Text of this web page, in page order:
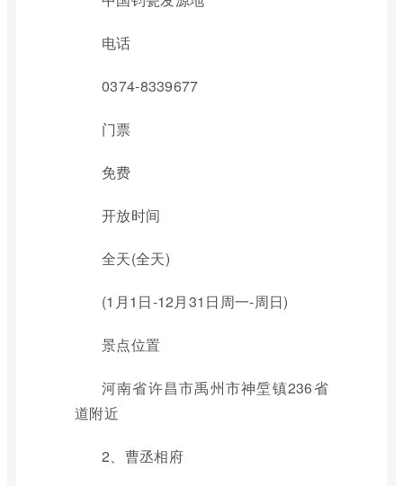
电话
0374-8339677
门票
免费
开放时间
全天(全天)
(1月1日-12月31日周一-周日)
景点位置
河南省许昌市禹州市神垕镇236省
道附近
2、曹丞相府